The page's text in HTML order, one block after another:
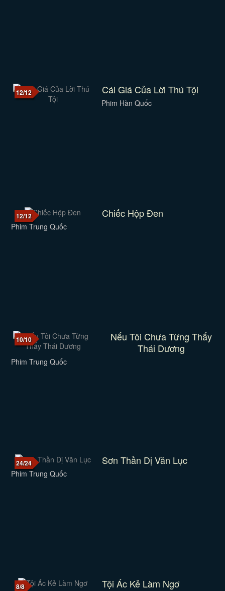
12/12 Cái Giá Của Lời Thú Tội
Phim Hàn Quốc
12/12 Chiếc Hộp Đen
Phim Trung Quốc
10/10
Nếu Tôi Chưa Từng Thấy
Thái Dương
Phim Trung Quốc
24/24 Sơn Thần Dị Văn Lục
Phim Trung Quốc
8/8 Tội Ác Kẻ Làm Ngơ